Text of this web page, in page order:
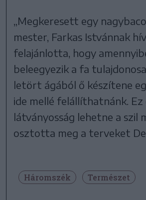
„Megkeresett egy
mester, Farkas Istvánnak
felajánlotta, hogy
beleegyezik a fa
letört ágából ő készítene
ide mellé felállíthatnánk. Ez
látványosság lehetne a szil
osztotta meg a terveket
Háromszék Természet